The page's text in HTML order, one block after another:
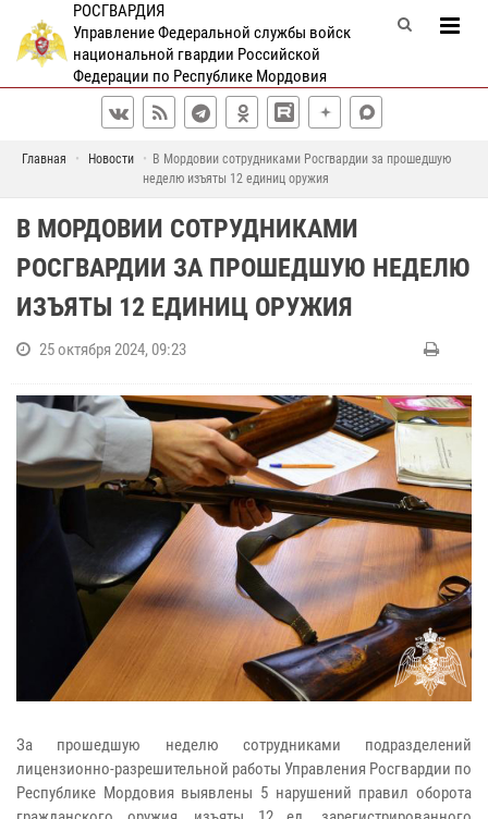
РОСГВАРДИЯ
Управление Федеральной службы войск
национальной гвардии Российской
Федерации по Республике Мордовия
Главная Новости
В Мордовии сотрудниками Росгвардии за прошедшую
неделю изъяты 12 единиц оружия
В МОРДОВИИ СОТРУДНИКАМИ
РОСГВАРДИИ ЗА ПРОШЕДШУЮ НЕДЕЛЮ
ИЗЪЯТЫ 12 ЕДИНИЦ ОРУЖИЯ
25 октября 2024, 09:23
За прошедшую неделю сотрудниками подразделений
лицензионно-разрешительной работы Управления Росгвардии по
Республике Мордовия выявлены 5 нарушений правил оборота